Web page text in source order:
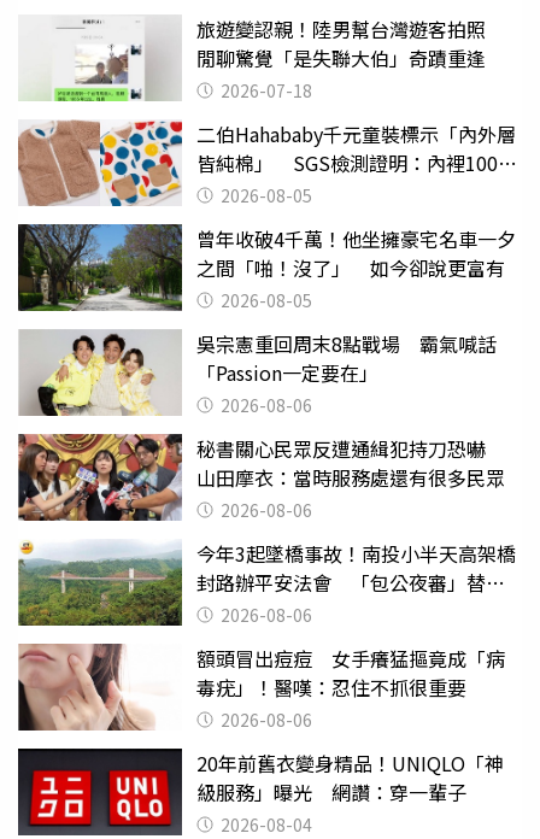
旅遊變認親！陸男幫台灣遊客拍照
閒聊驚覺「是失聯大伯」奇蹟重逢
2026-07-18
二伯Hahababy千元童裝標示「內外層
皆純棉」 SGS檢測證明：內裡100%
聚酯纖維
2026-08-05
曾年收破4千萬！他坐擁豪宅名車一夕
之間「啪！沒了」 如今卻說更富有
2026-08-05
吳宗憲重回周末8點戰場 霸氣喊話
「Passion一定要在」
2026-08-06
秘書關心民眾反遭通緝犯持刀恐嚇
山田摩衣：當時服務處還有很多民眾
2026-08-06
今年3起墜橋事故！南投小半天高架橋
封路辦平安法會 「包公夜審」替亡
魂伸冤
2026-08-06
額頭冒出痘痘 女手癢猛摳竟成「病
毒疣」！醫嘆：忍住不抓很重要
2026-08-06
20年前舊衣變身精品！UNIQLO「神
級服務」曝光 網讚：穿一輩子
2026-08-04